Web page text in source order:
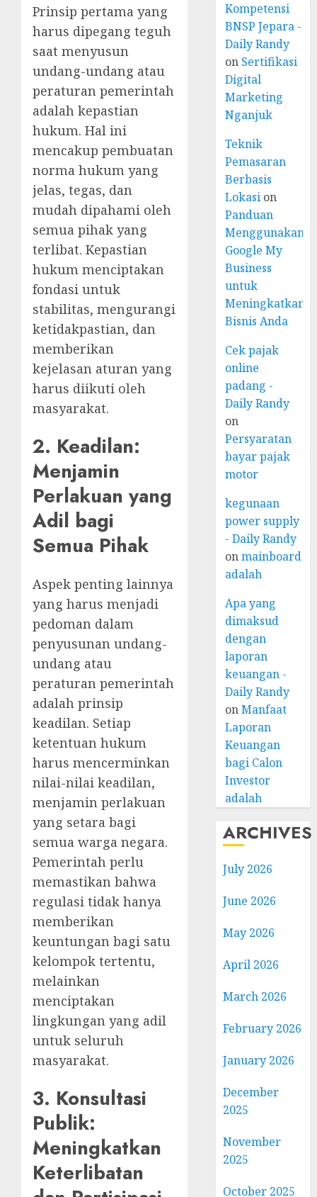
Prinsip pertama yang
harus dipegang teguh
saat menyusun
undang-undang atau
peraturan pemerintah
adalah kepastian
hukum. Hal ini
mencakup pembuatan
norma hukum yang
jelas, tegas, dan
mudah dipahami oleh
semua pihak yang
terlibat. Kepastian
hukum menciptakan
fondasi untuk
stabilitas, mengurangi
ketidakpastian, dan
memberikan
kejelasan aturan yang
harus diikuti oleh
masyarakat.
2. Keadilan:
Menjamin
Perlakuan yang
Adil bagi
Semua Pihak
Aspek penting lainnya
yang harus menjadi
pedoman dalam
penyusunan undang-
undang atau
peraturan pemerintah
adalah prinsip
keadilan. Setiap
ketentuan hukum
harus mencerminkan
nilai-nilai keadilan,
menjamin perlakuan
yang setara bagi
semua warga negara.
Pemerintah perlu
memastikan bahwa
regulasi tidak hanya
memberikan
keuntungan bagi satu
kelompok tertentu,
melainkan
menciptakan
lingkungan yang adil
untuk seluruh
masyarakat.
3. Konsultasi
Publik:
Meningkatkan
Keterlibatan
Kompetensi
BNSP Jepara -
Daily Randy
on Sertifikasi
Digital
Marketing
Nganjuk
Teknik
Pemasaran
Berbasis
Lokasi on
Panduan
Menggunakan
Google My
Business
untuk
Meningkatkan
Bisnis Anda
Cek pajak
online
padang -
Daily Randy
on
Persyaratan
bayar pajak
motor
kegunaan
power supply
- Daily Randy
onmainboard
adalah
Apa yang
dimaksud
dengan
laporan
keuangan -
Daily Randy
onManfaat
Laporan
Keuangan
bagi Calon
Investor
adalah
ARCHIVES
July 2026
June 2026
May 2026
April 2026
March 2026
February 2026
January 2026
December
2025
November
2025
October 2025